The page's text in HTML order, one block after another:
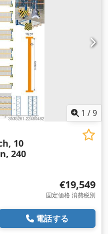
1 /9
10
240
€19,549
固定価格 消費税別
電話する